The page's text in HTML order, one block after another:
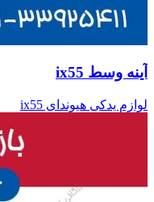
آینه وسط ix55
لوازم یدکی هیوندای ix55